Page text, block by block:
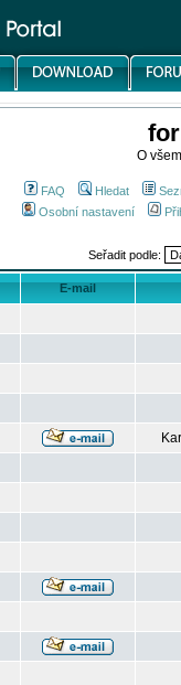
O
FAQ Hledat
Osobní nastavení
Seřadit podle:
E-mail